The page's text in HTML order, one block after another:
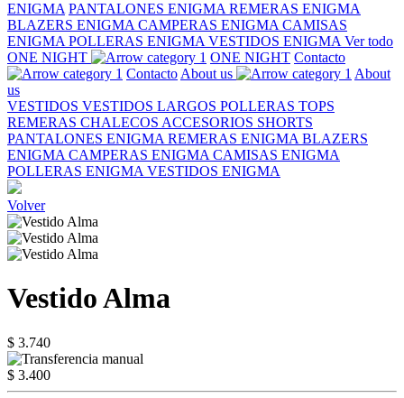
ENIGMA PANTALONES ENIGMA REMERAS ENIGMA
BLAZERS ENIGMA CAMPERAS ENIGMA CAMISAS
ENIGMA POLLERAS ENIGMA VESTIDOS ENIGMA Ver todo
ONE NIGHT
ONE NIGHT Contacto
Contacto About us
About
us
VESTIDOS VESTIDOS LARGOS POLLERAS TOPS
REMERAS CHALECOS ACCESORIOS SHORTS
PANTALONES ENIGMA REMERAS ENIGMA BLAZERS
ENIGMA CAMPERAS ENIGMA CAMISAS ENIGMA
POLLERAS ENIGMA VESTIDOS ENIGMA
Volver
Vestido Alma
$ 3.740
$ 3.400